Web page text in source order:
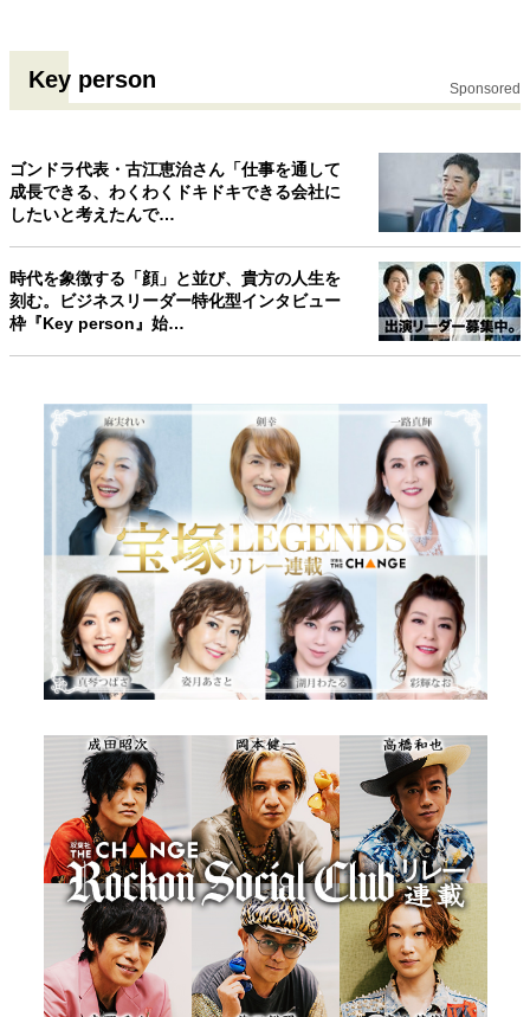
Key person Sponsored
ゴンドラ代表・古江恵治さん「仕事を通して
成長できる、わくわくドキドキできる会社に
したいと考えたんで…
時代を象徴する「顔」と並び、貴方の人生を
刻む。ビジネスリーダー特化型インタビュー
枠『Key person』始…